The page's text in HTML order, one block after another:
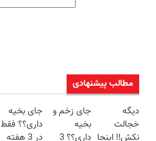
مطالب پیشنهادی
دیگه
خجالت
نکش‼️ اینجا
جای زخم و
بخیه
داری؟؟ 3
جای بخیه
داری؟؟ فقط
در 3 هفته